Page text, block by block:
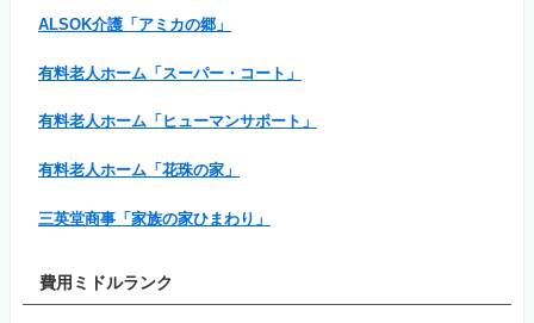
ALSOK介護「アミカの郷」
有料老人ホーム「スーパー・コート」
有料老人ホーム「ヒューマンサポート」
有料老人ホーム「花珠の家」
三英堂商事「家族の家ひまわり」
費用ミドルランク